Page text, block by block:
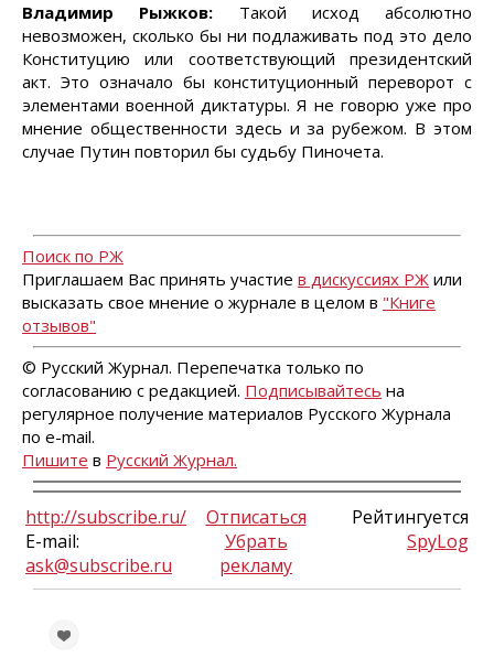
Владимир Рыжков: Такой исход абсолютно
невозможен, сколько бы ни подлаживать под это дело
Конституцию или соответствующий президентский
акт. Это означало бы конституционный переворот с
элементами военной диктатуры. Я не говорю уже про
мнение общественности здесь и за рубежом. В этом
случае Путин повторил бы судьбу Пиночета.
Поиск по РЖ
Приглашаем Вас принять участие в дискуссиях РЖ или
высказать свое мнение о журнале в целом в "Книге
отзывов"
© Русский Журнал. Перепечатка только по
согласованию с редакцией. Подписывайтесь на
регулярное получение материалов Русского Журнала
по e-mail.
Пишите в Русский Журнал.
http://subscribe.ru/
E-mail:
ask@subscribe.ru
Отписаться
Убрать
рекламу
Рейтингуется
SpyLog